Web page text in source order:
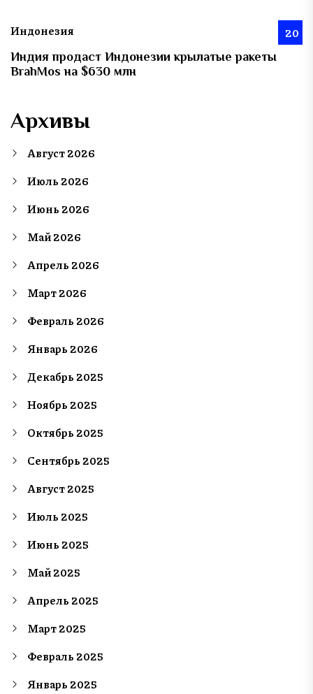
Индонезия 20
Индия продаст Индонезии крылатые ракеты
BrahMos на $630 млн
Архивы
Август 2026
Июль 2026
Июнь 2026
Май 2026
Апрель 2026
Март 2026
Февраль 2026
Январь 2026
Декабрь 2025
Ноябрь 2025
Октябрь 2025
Сентябрь 2025
Август 2025
Июль 2025
Июнь 2025
Май 2025
Апрель 2025
Март 2025
Февраль 2025
Январь 2025